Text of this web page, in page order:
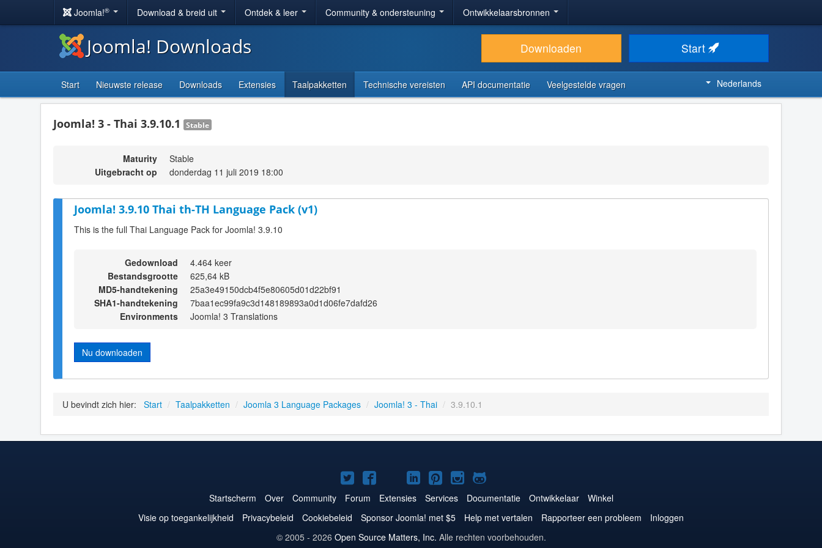
Joomla!® Download & breid uit Ontdek & leer Community & ondersteuning Ontwikkelaarsbronnen
Joomla! Downloads Downloaden Start
Start Nieuwste release Downloads Extensies Taalpakketten Technische vereisten API documentatie Veelgestelde vragen Nederlands
Joomla! 3 - Thai 3.9.10.1 Stable
Maturity
Stable
Uitgebracht op
donderdag 11 juli 2019 18:00
Joomla! 3.9.10 Thai th-TH Language Pack (v1)
This is the full Thai Language Pack for Joomla! 3.9.10
Gedownload
4.464 keer
Bestandsgrootte
625,64 kB
MD5-handtekening
25a3e49150dcb4f5e80605d01d22bf91
SHA1-handtekening
7baa1ec99fa9c3d148189893a0d1d06fe7dafd26
Environments
Joomla! 3 Translations
Nu downloaden
U bevindt zich hier: Start / Taalpakketten / Joomla 3 Language Packages / Joomla! 3 - Thai / 3.9.10.1
Joomla!
op
Twitter
Joomla!
op
Facebook
Joomla!
op
YouTube
Joomla!
op
LinkedIn
Joomla!
op
Pinterest
Joomla!
op
Instagram
Joomla!
op
GitHub
Startscherm Over Community Forum Extensies Services Documentatie Ontwikkelaar
Winkel
Visie op toegankelijkheid
Privacybeleid Cookiebeleid Sponsor Joomla! met $5 Help met vertalen Rapporteer een probleem
Inloggen
© 2005 - 2026 Open Source Matters, Inc. Alle rechten voorbehouden.